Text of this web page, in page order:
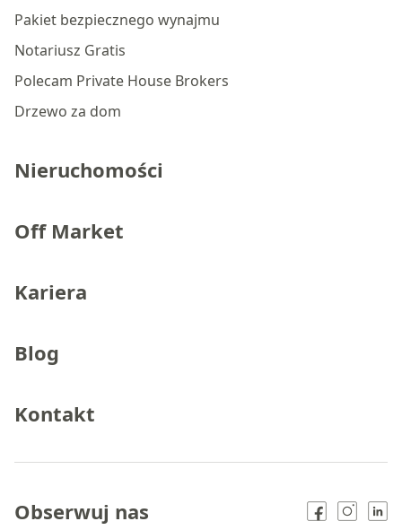
Pakiet bezpiecznego wynajmu
Notariusz Gratis
Polecam Private House Brokers
Drzewo za dom
Nieruchomości
Off Market
Kariera
Blog
Kontakt
Obserwuj nas